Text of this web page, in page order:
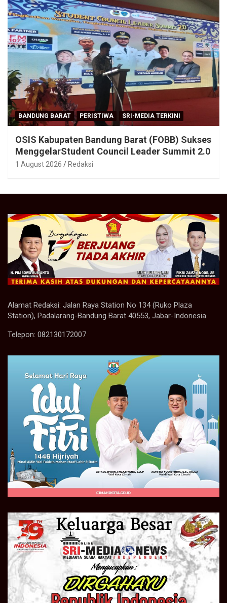
BANDUNG BARAT PERISTIWA SRI-MEDIA TERKINI
OSIS Kabupaten Bandung Barat (FOBB) Sukses
MenggelarStudent Council Leader Summit 2.0
1 August 2026 Redaksi
Alamat Redaksi: Jalan Raya Station No 134 (Ruko Plaza
Station), Padalarang-Bandung Barat 40553, Jabar-Indonesia.
Telepon: 082130172007